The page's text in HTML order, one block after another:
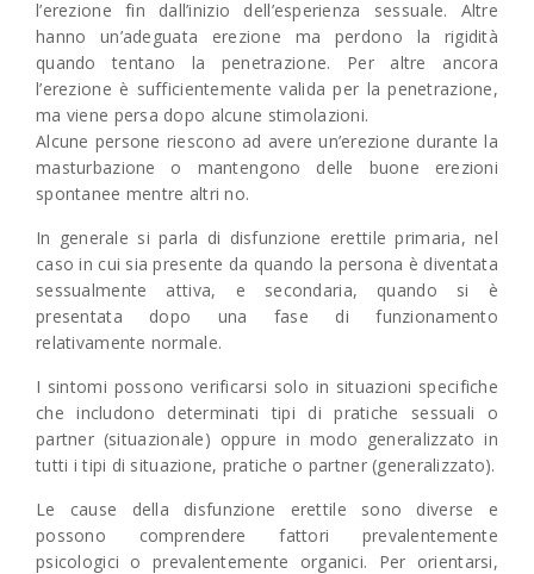
l’erezione fin dall’inizio dell’esperienza sessuale. Altre
hanno un’adeguata erezione ma perdono la rigidità
quando tentano la penetrazione. Per altre ancora
l’erezione è sufficientemente valida per la penetrazione,
ma viene persa dopo alcune stimolazioni.
Alcune persone riescono ad avere un’erezione durante la
masturbazione o mantengono delle buone erezioni
spontanee mentre altri no.
In generale si parla di disfunzione erettile primaria, nel
caso in cui sia presente da quando la persona è diventata
sessualmente attiva, e secondaria, quando si è
presentata dopo una fase di funzionamento
relativamente normale.
I sintomi possono verificarsi solo in situazioni specifiche
che includono determinati tipi di pratiche sessuali o
partner (situazionale) oppure in modo generalizzato in
tutti i tipi di situazione, pratiche o partner (generalizzato).
Le cause della disfunzione erettile sono diverse e
possono comprendere fattori prevalentemente
psicologici o prevalentemente organici. Per orientarsi,